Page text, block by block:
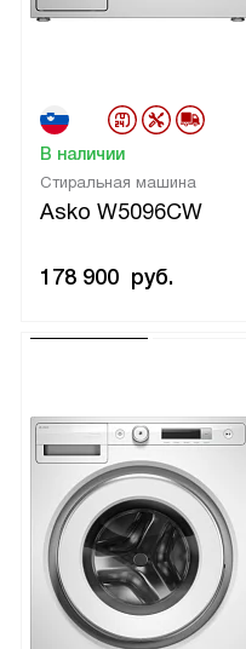
Стиральная машина
Asko W5096CW
В наличии
178 900 руб.